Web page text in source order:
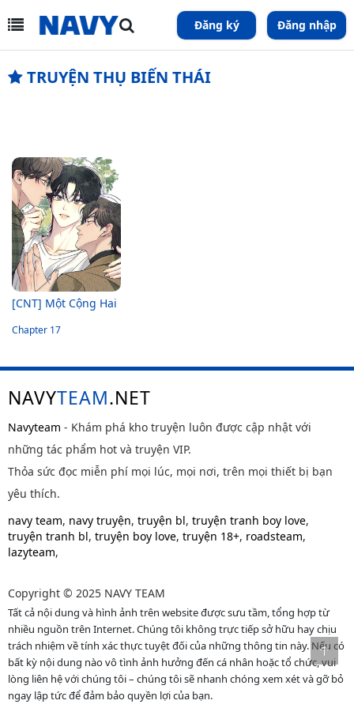
Đăng ký Đăng nhập
TRUYỆN THỤ BIẾN THÁI
[CNT] Một Cộng Hai
Chapter 17
NAVYTEAM.NET
Navyteam - Khám phá kho truyện luôn được cập nhật với
những tác phẩm hot và truyện VIP.
Thỏa sức đọc miễn phí mọi lúc, mọi nơi, trên mọi thiết bị bạn
yêu thích.
navy team, navy truyện, truyện bl, truyện tranh boy love,
truyện tranh bl, truyện boy love, truyện 18+, roadsteam,
lazyteam,
Copyright © 2025 NAVY TEAM
Tất cả nội dung và hình ảnh trên website được sưu tầm, tổng hợp từ
nhiều nguồn trên Internet. Chúng tôi không trực tiếp sở hữu hay chịu
trách nhiệm về tính xác thực tuyệt đối của những thông tin này. Nếu có
bất kỳ nội dung nào vô tình ảnh hưởng đến cá nhân hoặc tổ chức, vui
lòng liên hệ với chúng tôi – chúng tôi sẽ nhanh chóng xem xét và gỡ bỏ
ngay lập tức để đảm bảo quyền lợi của bạn.